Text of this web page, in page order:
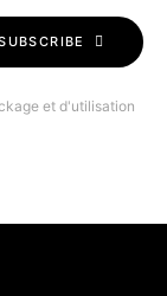
et d'utilisation